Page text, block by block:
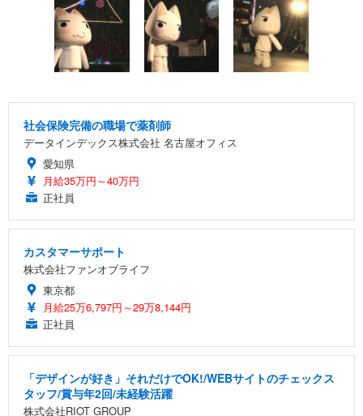
社会保険完備の職場で薬剤師
データインデックス株式会社 名古屋オフィス
愛知県
月給35万円～40万円
正社員
カスタマーサポート
株式会社ファンオブライフ
東京都
月給25万6,797円～29万8,144円
正社員
「デザインが好き」それだけでOK!/WEBサイトのチェックス
タッフ/賞与年2回/未経験活躍
株式会社RIOT GROUP